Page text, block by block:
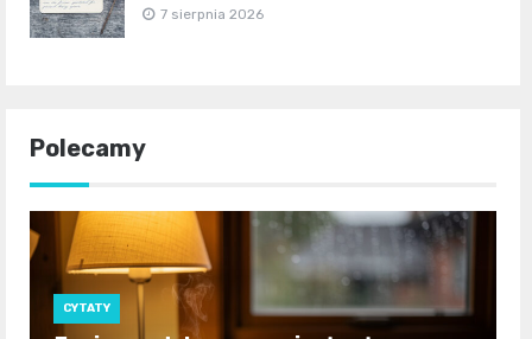
7 sierpnia 2026
Polecamy
CYTATY